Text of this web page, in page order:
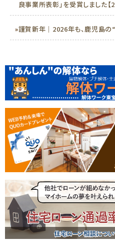
良事業所表彰」を受賞しました【
»謹賀新年｜2026年も、鹿児島の